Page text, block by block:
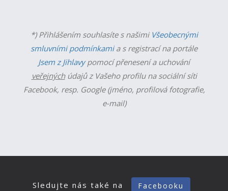
*) Přihlášením souhlasíte s našimi Všeobecnými
smluvními podmínkamia s registrací na portále
Jsem z Jihlavypomocí přenesení a uchování
veřejnýchúdajů z Vašeho profilu na sociální síti
Facebook, resp. Google (jméno, profilová fotografie,
e-mail)
Sledujte nás také na Facebooku